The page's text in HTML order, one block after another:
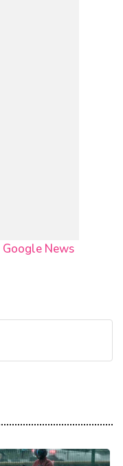
Google News